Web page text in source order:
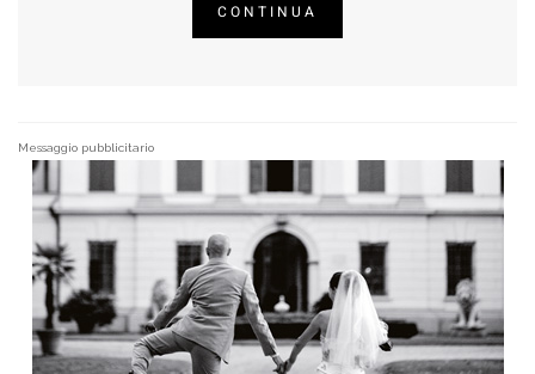
CONTINUA
Messaggio pubblicitario